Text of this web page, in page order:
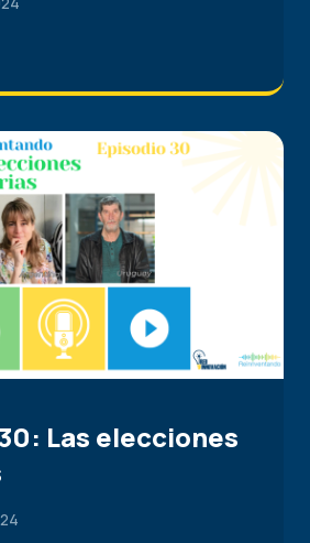
Las elecciones